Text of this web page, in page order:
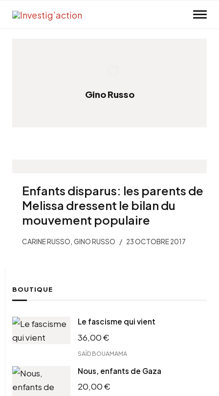
Gino Russo
Enfants disparus: les parents de
Melissa dressent le bilan du
mouvement populaire
CARINE RUSSO, GINO RUSSO 23 OCTOBRE 2017
BOUTIQUE
Le fascisme qui vient
36,00€
SAÏD BOUAMAMA
Nous, enfants de Gaza
20,00€